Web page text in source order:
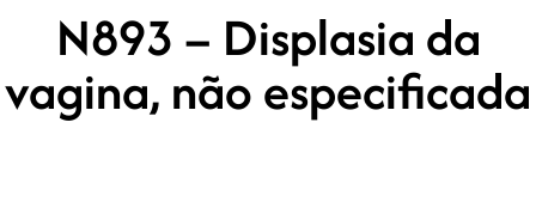
N893 – Displasia da
vagina, não especificada